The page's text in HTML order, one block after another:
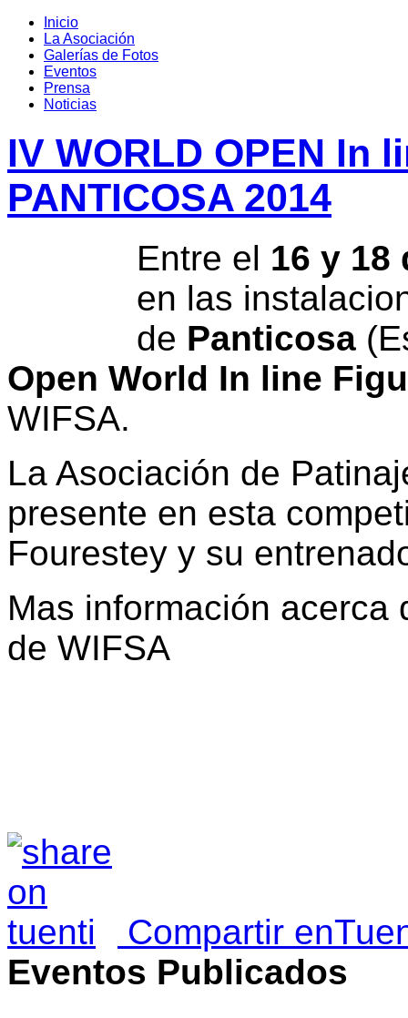
Inicio
La Asociación
Galerías de Fotos
Eventos
Prensa
Noticias
IV WORLD OPEN In
PANTICOSA 2014
Entre el 16 y 18
en las
de Panticosa
Open World In line
WIFSA.
La Asociación de
presente en esta
Fourestey y su
Mas información acerca
de WIFSA
Compartir
Eventos Publicados